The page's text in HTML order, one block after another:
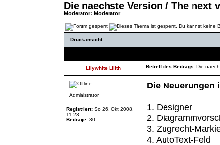
Die naechste Version / The next
Moderator: Moderator
Druckansicht
Lilywhite Lilith Betreff des Beitrags: Die
Administrator
Registriert: So 26. Okt 2008,
11:23
Beiträge: 30
Die Neuerungen
1. Designer
2.
3. Zugrecht-
4. AutoText-Feld